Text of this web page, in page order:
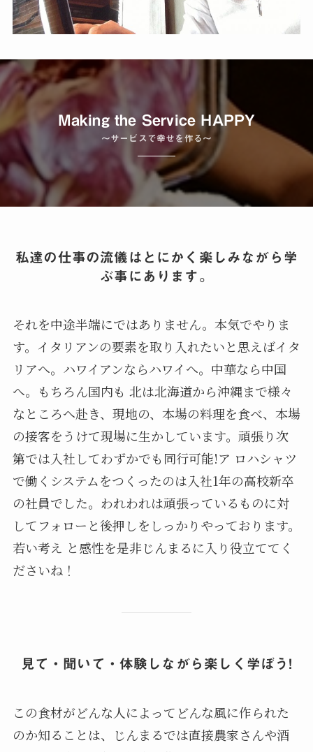
Making the Service HAPPY
〜サービスで幸せを作る〜
私達の仕事の流儀はとにかく楽しみながら学
ぶ事にあります。
それを中途半端にではありません。本気でやりま
す。イタリアンの要素を取り入れたいと思えばイタ
リアへ。ハワイアンならハワイへ。中華なら中国
へ。もちろん国内も 北は北海道から沖縄まで様々
なところへ赴き、現地の、本場の料理を食べ、本場
の接客をうけて現場に生かしています。頑張り次
第では入社してわずかでも同行可能!ア ロハシャツ
で働くシステムをつくったのは入社1年の高校新卒
の社員でした。われわれは頑張っているものに対
してフォローと後押しをしっかりやっております。
若い考え と感性を是非じんまるに入り役立ててく
ださいね！
見て・聞いて・体験しながら楽しく学ぼう!
この食材がどんな人によってどんな風に作られた
のか知ることは、じんまるでは直接農家さんや酒